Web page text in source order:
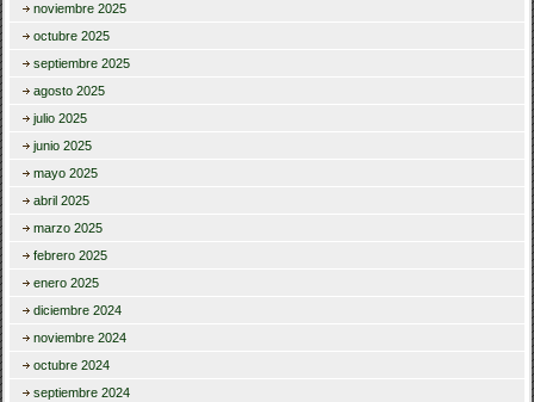
noviembre 2025
octubre 2025
septiembre 2025
agosto 2025
julio 2025
junio 2025
mayo 2025
abril 2025
marzo 2025
febrero 2025
enero 2025
diciembre 2024
noviembre 2024
octubre 2024
septiembre 2024